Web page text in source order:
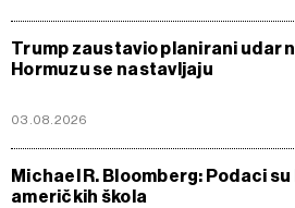
Trump zaustavio planirani udar
Hormuzu se nastavljaju
03.08.2026
Michael R. Bloomberg: Podaci
američkih škola